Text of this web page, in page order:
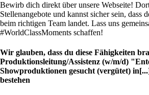
Bewirb dich direkt über unsere Webseite!
Stellenangebote und kannst sicher sein, dass
beim richtigen Team landet. Lass uns
#WorldClassMoments schaffen!
Wir glauben, dass du diese Fähigkeiten
Produktionsleitung/Assistenz (w/m/d)
Showproduktionen gesucht (vergütet)
bestehen